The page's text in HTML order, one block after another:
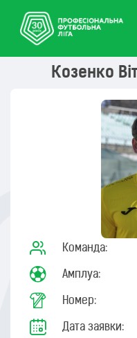
Козенко
Команда:
Амплуа:
Номер:
Дата заявки: